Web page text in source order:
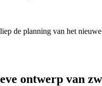
de planning van het
ontwerp van